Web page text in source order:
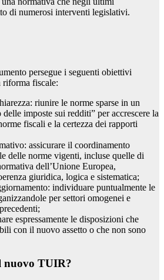
di numerosi interventi legislativi.
persegue i seguenti obiettivi
riforma fiscale:
riunire le norme sparse in un
imposte sui redditi” per accrescere la
fiscali e la certezza dei rapporti
assicurare il coordinamento
delle norme vigenti, incluse quelle di
dell’Unione Europea,
giuridica, logica e sistematica;
individuare puntualmente le
per settori omogenei e
espressamente le disposizioni che
con il nuovo assetto o che non sono
nuovo TUIR?